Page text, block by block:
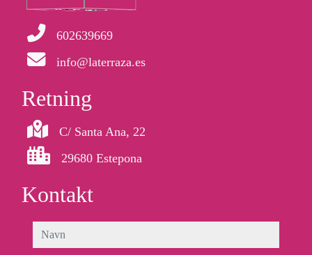
602639669
info@laterraza.es
Retning
C/ Santa Ana, 22
29680 Estepona
Kontakt
navn